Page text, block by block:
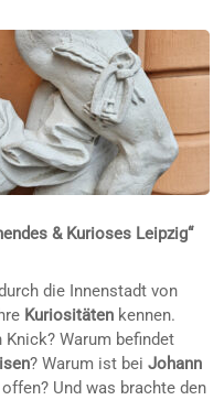
& Kurioses Leipzig“
die Innenstadt von
Kuriositätenkennen.
Warum befindet
? Warum ist bei Johann
Und was brachte den